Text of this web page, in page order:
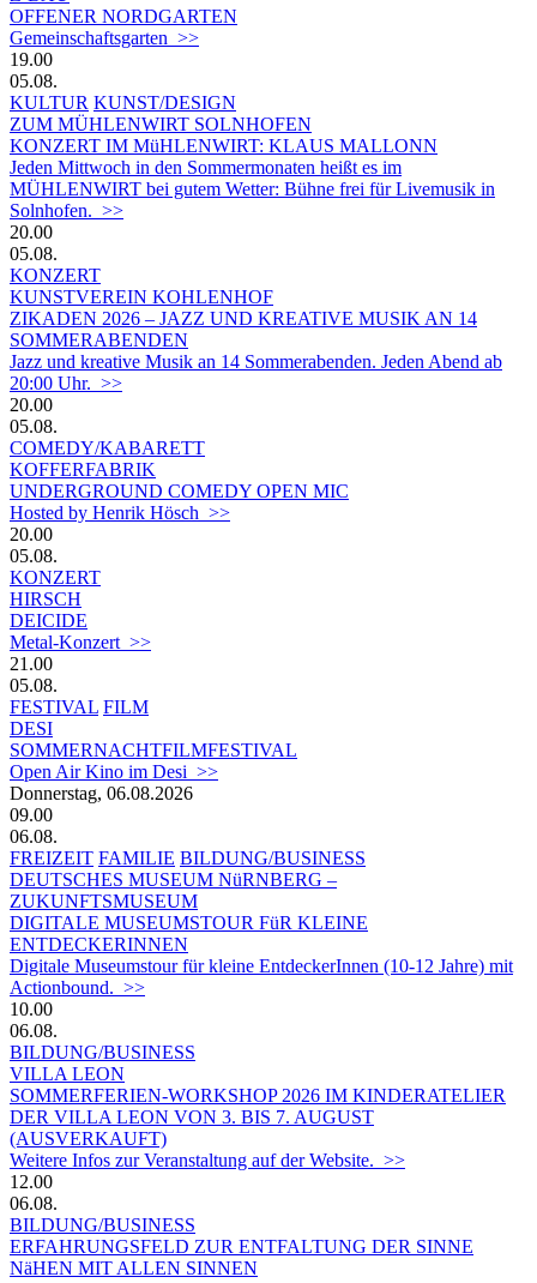
OFFENER NORDGARTEN
Gemeinschaftsgarten >>
19.00
05.08.
KULTUR KUNST/DESIGN
ZUM MÜHLENWIRT SOLNHOFEN
KONZERT IM MüHLENWIRT: KLAUS MALLONN
Jeden Mittwoch in den Sommermonaten heißt es im
MÜHLENWIRT bei gutem Wetter: Bühne frei für Livemusik in
Solnhofen. >>
20.00
05.08.
KONZERT
KUNSTVEREIN KOHLENHOF
ZIKADEN 2026 – JAZZ UND KREATIVE MUSIK AN 14
SOMMERABENDEN
Jazz und kreative Musik an 14 Sommerabenden. Jeden Abend ab
20:00 Uhr. >>
20.00
05.08.
COMEDY/KABARETT
KOFFERFABRIK
UNDERGROUND COMEDY OPEN MIC
Hosted by Henrik Hösch >>
20.00
05.08.
KONZERT
HIRSCH
DEICIDE
Metal-Konzert >>
21.00
05.08.
FESTIVAL FILM
DESI
SOMMERNACHTFILMFESTIVAL
Open Air Kino im Desi >>
Donnerstag, 06.08.2026
09.00
06.08.
FREIZEIT FAMILIE BILDUNG/BUSINESS
DEUTSCHES MUSEUM NüRNBERG –
ZUKUNFTSMUSEUM
DIGITALE MUSEUMSTOUR FüR KLEINE
ENTDECKERINNEN
Digitale Museumstour für kleine EntdeckerInnen (10-12 Jahre) mit
Actionbound. >>
10.00
06.08.
BILDUNG/BUSINESS
VILLA LEON
SOMMERFERIEN-WORKSHOP 2026 IM KINDERATELIER
DER VILLA LEON VON 3. BIS 7. AUGUST
(AUSVERKAUFT)
Weitere Infos zur Veranstaltung auf der Website. >>
12.00
06.08.
BILDUNG/BUSINESS
ERFAHRUNGSFELD ZUR ENTFALTUNG DER SINNE
NäHEN MIT ALLEN SINNEN